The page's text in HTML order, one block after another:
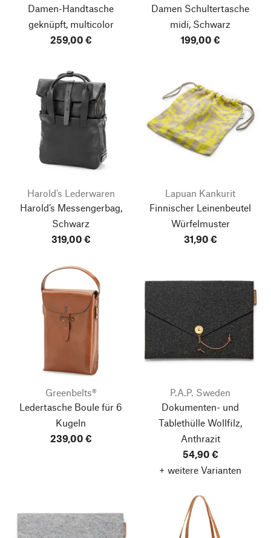
Damen-Handtasche
geknüpft, multicolor
259,00 €
Damen Schultertasche
midi, Schwarz
199,00 €
Harold’s Lederwaren
Harold’s Messengerbag,
Schwarz
319,00 €
Lapuan Kankurit
Finnischer Leinenbeutel
Würfelmuster
31,90 €
Greenbelts®
Ledertasche Boule für 6
Kugeln
239,00 €
P.A.P. Sweden
Dokumenten- und
Tablethülle Wollfilz,
Anthrazit
54,90 €
+ weitere Varianten
Nach oben